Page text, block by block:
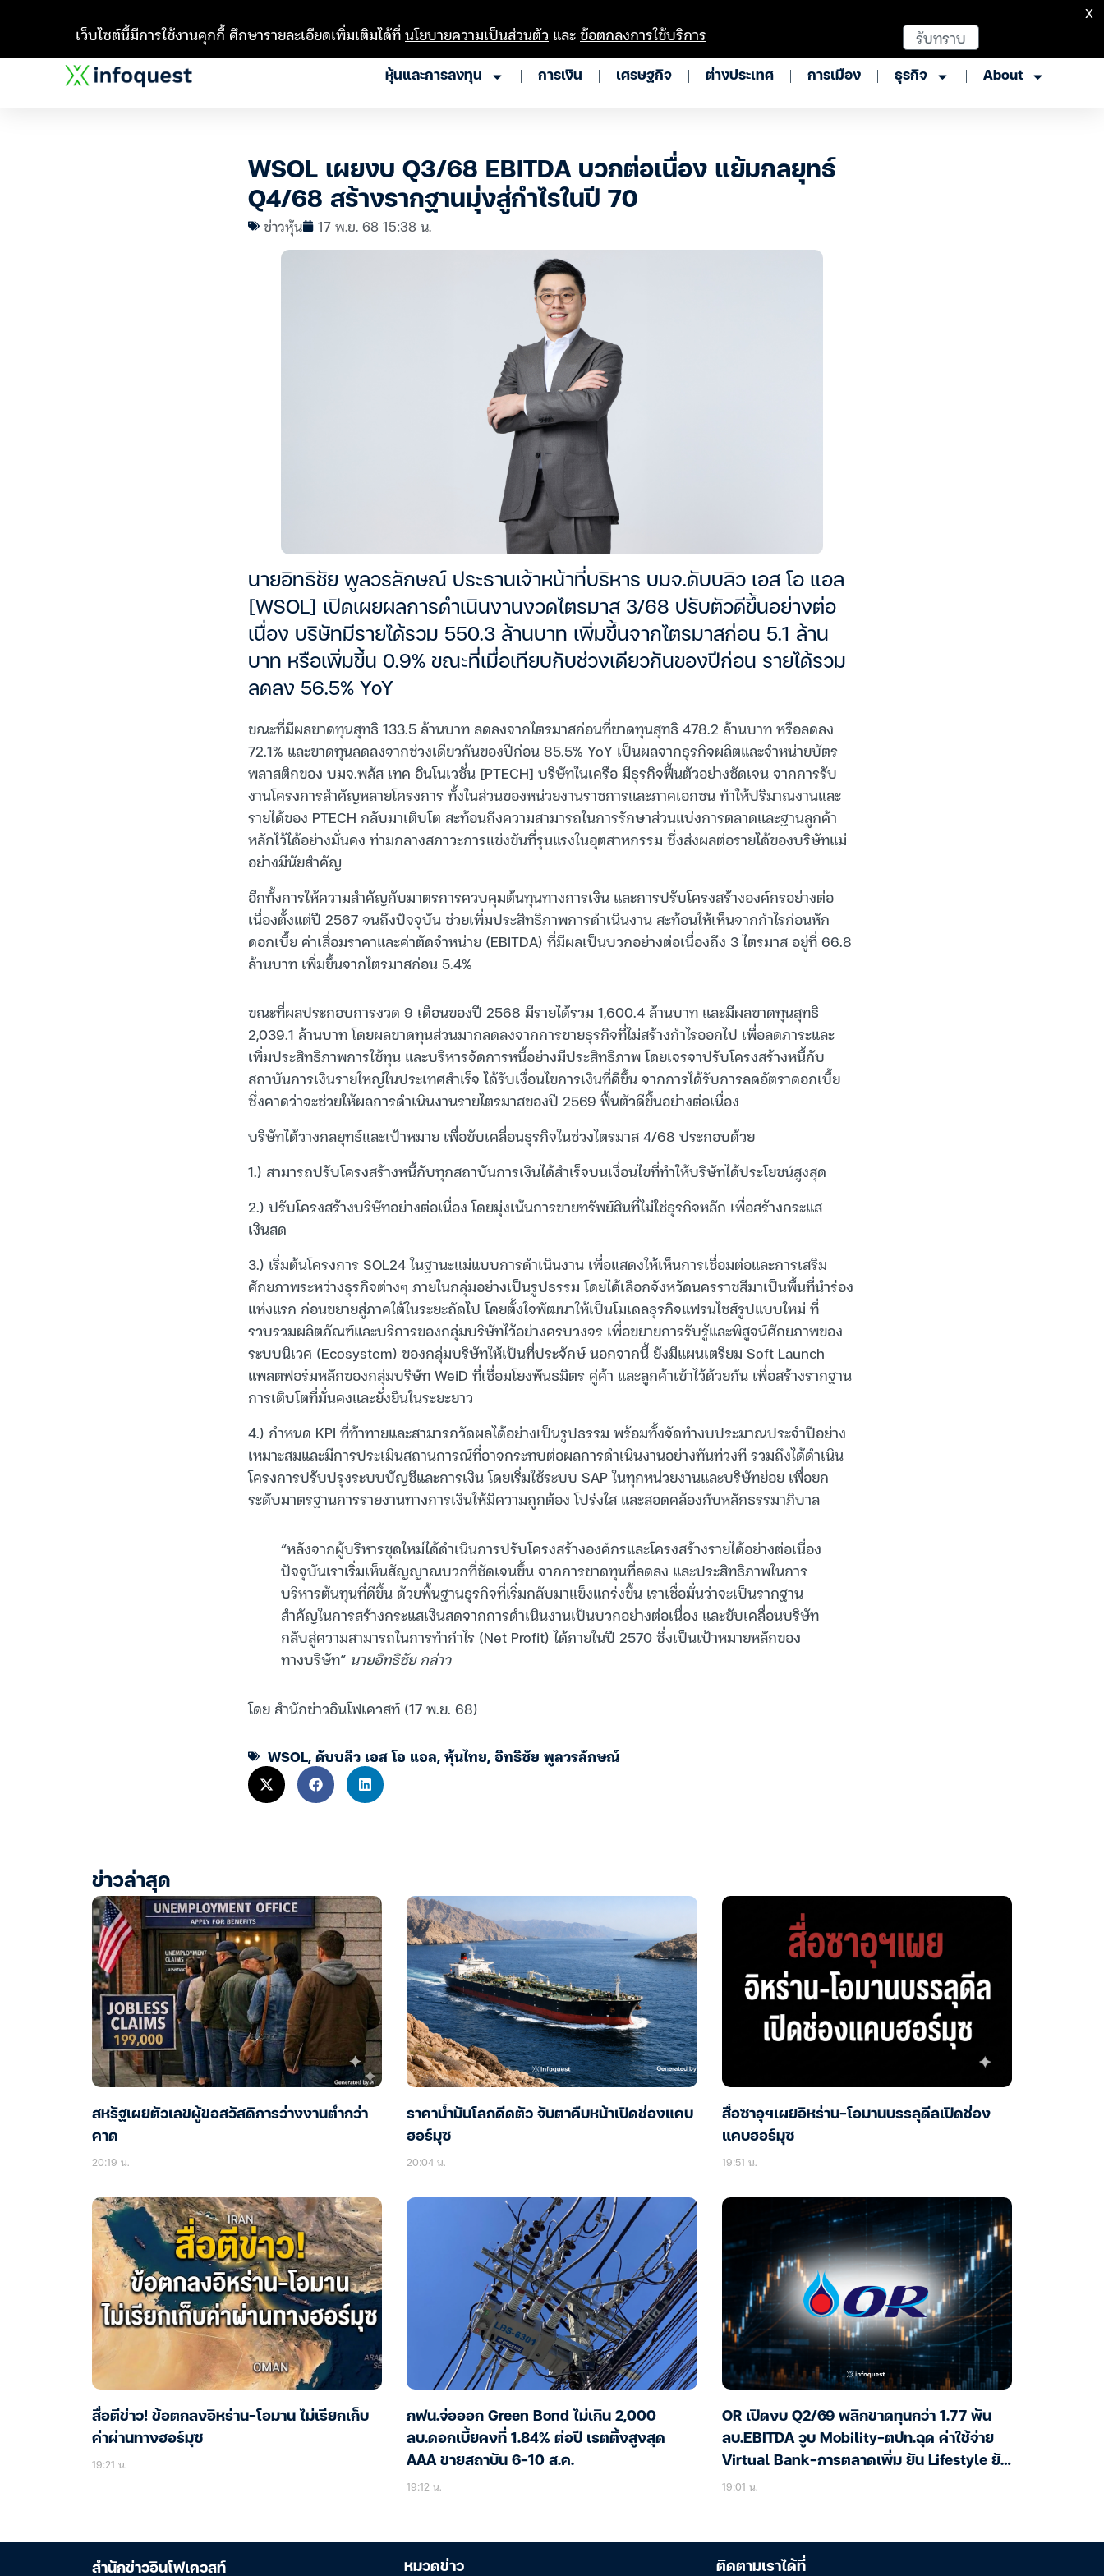
หุ้นและการลงทุน การเงิน เศรษฐกิจ ต่างประเทศ การเมือง ธุรกิจ About
WSOL เผยงบ Q3/68 EBITDA บวกต่อเนื่อง แย้มกลยุทธ์
Q4/68 สร้างรากฐานมุ่งสู่กำไรในปี 70
ข่าวหุ้น 17 พ.ย. 68 15:38 น.
นายอิทธิชัย พูลวรลักษณ์ ประธานเจ้าหน้าที่บริหาร บมจ.ดับบลิว เอส โอ แอล
[WSOL] เปิดเผยผลการดำเนินงานงวดไตรมาส 3/68 ปรับตัวดีขึ้นอย่างต่อ
เนื่อง บริษัทมีรายได้รวม 550.3 ล้านบาท เพิ่มขึ้นจากไตรมาสก่อน 5.1 ล้าน
บาท หรือเพิ่มขึ้น 0.9% ขณะที่เมื่อเทียบกับช่วงเดียวกันของปีก่อน รายได้รวม
ลดลง 56.5% YoY
ขณะที่มีผลขาดทุนสุทธิ 133.5 ล้านบาท ลดลงจากไตรมาสก่อนที่ขาดทุนสุทธิ 478.2 ล้านบาท หรือลดลง
72.1% และขาดทุนลดลงจากช่วงเดียวกันของปีก่อน 85.5% YoY เป็นผลจากธุรกิจผลิตและจำหน่ายบัตร
พลาสติกของ บมจ.พลัส เทค อินโนเวชั่น [PTECH] บริษัทในเครือ มีธุรกิจฟื้นตัวอย่างชัดเจน จากการรับ
งานโครงการสำคัญหลายโครงการ ทั้งในส่วนของหน่วยงานราชการและภาคเอกชน ทำให้ปริมาณงานและ
รายได้ของ PTECH กลับมาเติบโต สะท้อนถึงความสามารถในการรักษาส่วนแบ่งการตลาดและฐานลูกค้า
หลักไว้ได้อย่างมั่นคง ท่ามกลางสภาวะการแข่งขันที่รุนแรงในอุตสาหกรรม ซึ่งส่งผลต่อรายได้ของบริษัทแม่
อย่างมีนัยสำคัญ
อีกทั้งการให้ความสำคัญกับมาตรการควบคุมต้นทุนทางการเงิน และการปรับโครงสร้างองค์กรอย่างต่อ
เนื่องตั้งแต่ปี 2567 จนถึงปัจจุบัน ช่วยเพิ่มประสิทธิภาพการดำเนินงาน สะท้อนให้เห็นจากกำไรก่อนหัก
ดอกเบี้ย ค่าเสื่อมราคาและค่าตัดจำหน่าย (EBITDA) ที่มีผลเป็นบวกอย่างต่อเนื่องถึง 3 ไตรมาส อยู่ที่ 66.8
ล้านบาท เพิ่มขึ้นจากไตรมาสก่อน 5.4%
ขณะที่ผลประกอบการงวด 9 เดือนของปี 2568 มีรายได้รวม 1,600.4 ล้านบาท และมีผลขาดทุนสุทธิ
2,039.1 ล้านบาท โดยผลขาดทุนส่วนมากลดลงจากการขายธุรกิจที่ไม่สร้างกำไรออกไป เพื่อลดภาระและ
เพิ่มประสิทธิภาพการใช้ทุน และบริหารจัดการหนี้อย่างมีประสิทธิภาพ โดยเจรจาปรับโครงสร้างหนี้กับ
สถาบันการเงินรายใหญ่ในประเทศสำเร็จ ได้รับเงื่อนไขการเงินที่ดีขึ้น จากการได้รับการลดอัตราดอกเบี้ย
ซึ่งคาดว่าจะช่วยให้ผลการดำเนินงานรายไตรมาสของปี 2569 ฟื้นตัวดีขึ้นอย่างต่อเนื่อง
บริษัทได้วางกลยุทธ์และเป้าหมาย เพื่อขับเคลื่อนธุรกิจในช่วงไตรมาส 4/68 ประกอบด้วย
1.) สามารถปรับโครงสร้างหนี้กับทุกสถาบันการเงินได้สำเร็จบนเงื่อนไขที่ทำให้บริษัทได้ประโยชน์สูงสุด
2.) ปรับโครงสร้างบริษัทอย่างต่อเนื่อง โดยมุ่งเน้นการขายทรัพย์สินที่ไม่ใช่ธุรกิจหลัก เพื่อสร้างกระแส
เงินสด
3.) เริ่มต้นโครงการ SOL24 ในฐานะแม่แบบการดำเนินงาน เพื่อแสดงให้เห็นการเชื่อมต่อและการเสริม
ศักยภาพระหว่างธุรกิจต่างๆ ภายในกลุ่มอย่างเป็นรูปธรรม โดยได้เลือกจังหวัดนครราชสีมาเป็นพื้นที่นำร่อง
แห่งแรก ก่อนขยายสู่ภาคใต้ในระยะถัดไป โดยตั้งใจพัฒนาให้เป็นโมเดลธุรกิจแฟรนไชส์รูปแบบใหม่ ที่
รวบรวมผลิตภัณฑ์และบริการของกลุ่มบริษัทไว้อย่างครบวงจร เพื่อขยายการรับรู้และพิสูจน์ศักยภาพของ
ระบบนิเวศ (Ecosystem) ของกลุ่มบริษัทให้เป็นที่ประจักษ์ นอกจากนี้ ยังมีแผนเตรียม Soft Launch
แพลตฟอร์มหลักของกลุ่มบริษัท WeiD ที่เชื่อมโยงพันธมิตร คู่ค้า และลูกค้าเข้าไว้ด้วยกัน เพื่อสร้างรากฐาน
การเติบโตที่มั่นคงและยั่งยืนในระยะยาว
4.) กำหนด KPI ที่ท้าทายและสามารถวัดผลได้อย่างเป็นรูปธรรม พร้อมทั้งจัดทำงบประมาณประจำปีอย่าง
เหมาะสมและมีการประเมินสถานการณ์ที่อาจกระทบต่อผลการดำเนินงานอย่างทันท่วงที รวมถึงได้ดำเนิน
โครงการปรับปรุงระบบบัญชีและการเงิน โดยเริ่มใช้ระบบ SAP ในทุกหน่วยงานและบริษัทย่อย เพื่อยก
ระดับมาตรฐานการรายงานทางการเงินให้มีความถูกต้อง โปร่งใส และสอดคล้องกับหลักธรรมาภิบาล
“หลังจากผู้บริหารชุดใหม่ได้ดำเนินการปรับโครงสร้างองค์กรและโครงสร้างรายได้อย่างต่อเนื่อง
ปัจจุบันเราเริ่มเห็นสัญญาณบวกที่ชัดเจนขึ้น จากการขาดทุนที่ลดลง และประสิทธิภาพในการ
บริหารต้นทุนที่ดีขึ้น ด้วยพื้นฐานธุรกิจที่เริ่มกลับมาแข็งแกร่งขึ้น เราเชื่อมั่นว่าจะเป็นรากฐาน
สำคัญในการสร้างกระแสเงินสดจากการดำเนินงานเป็นบวกอย่างต่อเนื่อง และขับเคลื่อนบริษัท
กลับสู่ความสามารถในการทำกำไร (Net Profit) ได้ภายในปี 2570 ซึ่งเป็นเป้าหมายหลักของ
ทางบริษัท” นายอิทธิชัย กล่าว
โดย สำนักข่าวอินโฟเควสท์ (17 พ.ย. 68)
WSOL,ดับบลิว เอส โอ แอล,หุ้นไทย,อิทธิชัย พูลวรลักษณ์
ข่าวล่าสุด
สหรัฐเผยตัวเลขผู้ขอสวัสดิการว่างงานต่ำกว่า
คาด
20:19 น.
ราคาน้ำมันโลกดีดตัว จับตาคืบหน้าเปิดช่องแคบ
ฮอร์มุซ
20:04 น.
สื่อซาอุฯเผยอิหร่าน-โอมานบรรลุดีลเปิดช่อง
แคบฮอร์มุซ
19:51 น.
สื่อตีข่าว! ข้อตกลงอิหร่าน-โอมาน ไม่เรียกเก็บ
ค่าผ่านทางฮอร์มุซ
19:21 น.
กฟน.จ่อออก Green Bond ไม่เกิน 2,000
ลบ.ดอกเบี้ยคงที่ 1.84% ต่อปี เรตติ้งสูงสุด
AAA ขายสถาบัน 6-10 ส.ค.
19:12 น.
OR เปิดงบ Q2/69 พลิกขาดทุนกว่า 1.77 พัน
ลบ.EBITDA วูบ Mobility-ตปท.ฉุด ค่าใช้จ่าย
Virtual Bank-การตลาดเพิ่ม ยัน Lifestyle ยัง
โต
19:01 น.
สำนักข่าวอินโฟเควสท์ หมวดข่าว ติดตามเราได้ที่
เว็บไซต์นี้มีการใช้งานคุกกี้ ศึกษารายละเอียดเพิ่มเติมได้ที่นโยบายความเป็นส่วนตัว และข้อตกลงการใช้บริการ รับทราบ
X